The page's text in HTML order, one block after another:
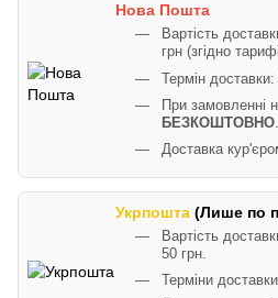
Нова Пошта
Вартість
грн (згідно
Термін доставки:
При замовленні
БЕЗКОШТОВНО.
Доставка
Укрпошта (Лише по
Вартість
50 грн.
Терміни